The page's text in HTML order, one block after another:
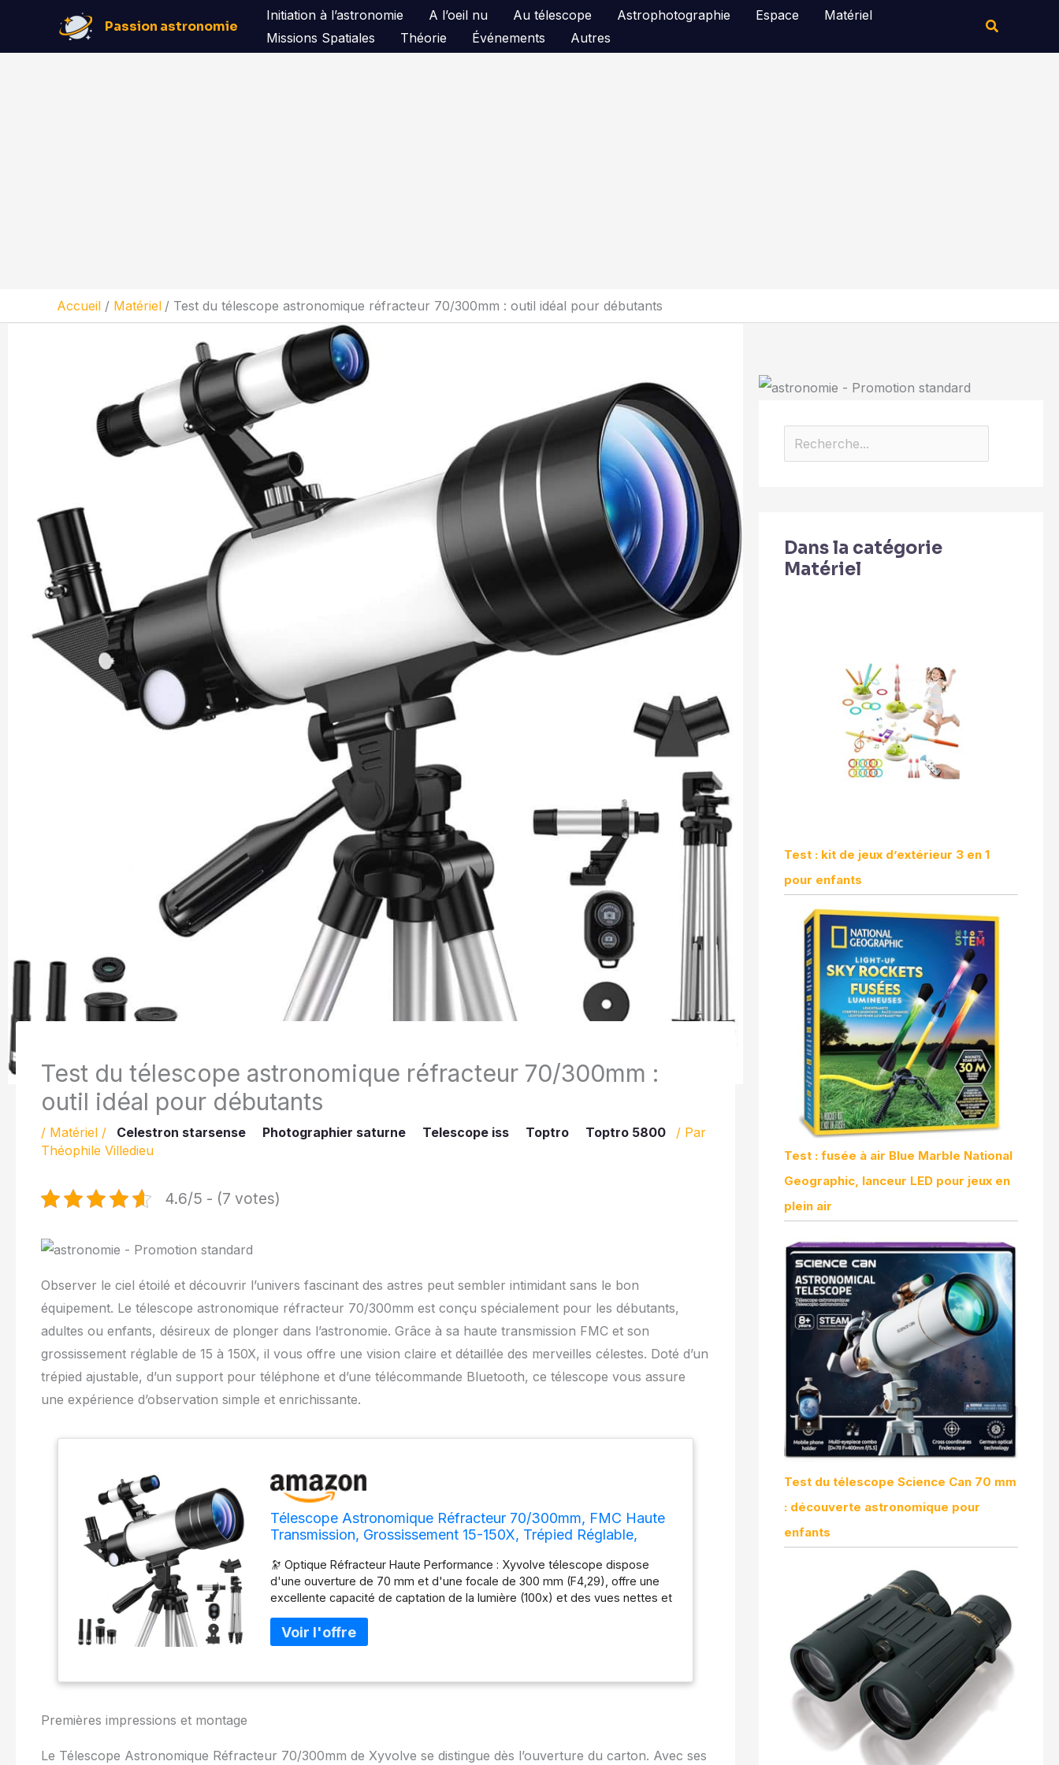
contenu
Passion astronomie
Initiation à l’astronomie A l’oeil nu Au télescope Astrophotographie Espace
Matériel
Missions Spatiales
Théorie Événements Autres
Rechercher
Accueil Matériel Test du télescope astronomique réfracteur 70/300mm : outil idéal pour débutants
Test du télescope astronomique réfracteur 70/300mm :
outil idéal pour débutants
/ Matériel / Celestron starsense Photographier saturne Telescope iss Toptro Toptro 5800
/ Par
Théophile Villedieu
4.6/5 - (7 votes)
Observer le ciel étoilé et découvrir l’univers fascinant des astres peut sembler intimidant sans le bon
équipement. Le télescope astronomique réfracteur 70/300mm est conçu spécialement pour les débutants,
adultes ou enfants, désireux de plonger dans l’astronomie. Grâce à sa haute transmission FMC et son
grossissement réglable de 15 à 150X, il vous offre une vision claire et détaillée des merveilles célestes. Doté d’un
trépied ajustable, d’un support pour téléphone et d’une télécommande Bluetooth, ce télescope vous assure
une expérience d’observation simple et enrichissante.
Télescope Astronomique Réfracteur 70/300mm, FMC Haute
Transmission, Grossissement 15-150X, Trépied Réglable,
Débutants en Astronomie Adultes Enfants
🔭 Optique Réfracteur Haute Performance : Xyvolve télescope dispose
d'une ouverture de 70 mm et d'une focale de 300 mm (F4,29), offre une
excellente capacité de captation de la lumière (100x) et des vues nettes et
traitées multicouches avec film vert large bande garantissent une
transmission lumineuse maximale, une réduction des reflets et un contraste
naturels ou astronomiques, ce système optique offre des performances
Premières impressions et montage
Le Télescope Astronomique Réfracteur 70/300mm de Xyvolve se distingue dès l’ouverture du carton. Avec ses
Rechercher
Dans la catégorie
Matériel
Test : kit de jeux d’extérieur 3 en 1
pour enfants
Test : fusée à air Blue Marble National
Geographic, lanceur LED pour jeux en
plein air
Test du télescope Science Can 70 mm
: découverte astronomique pour
enfants